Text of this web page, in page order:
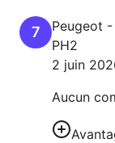
7 Peugeot -
PH2
2 juin
Aucun